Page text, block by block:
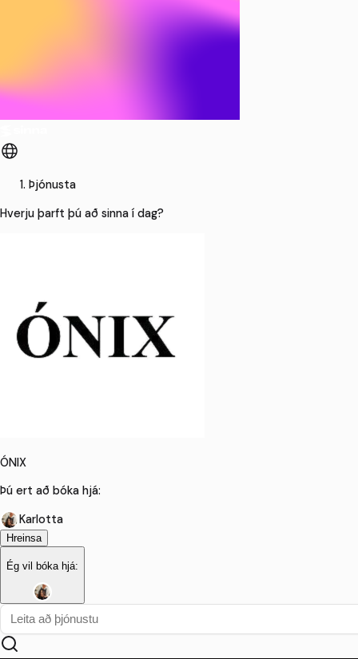
Þjónusta
Hverju þarft þú að sinna í dag?
ÓNIX
Þú ert að bóka hjá:
Karlotta
Hreinsa
Ég vil bóka hjá: